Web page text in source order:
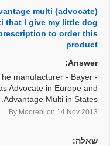
multi (advocate)
that I give my little dog
to order this
product
Answer:
manufacturer - Bayer -
Advocate in Europe and
Advantage Multi in States.
By Moorebl on 14 Nov 2013
שאלה: